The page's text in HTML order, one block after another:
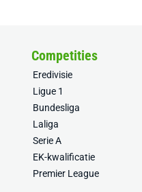
Competities
Eredivisie
Ligue 1
Bundesliga
Laliga
Serie A
EK-kwalificatie
Premier League